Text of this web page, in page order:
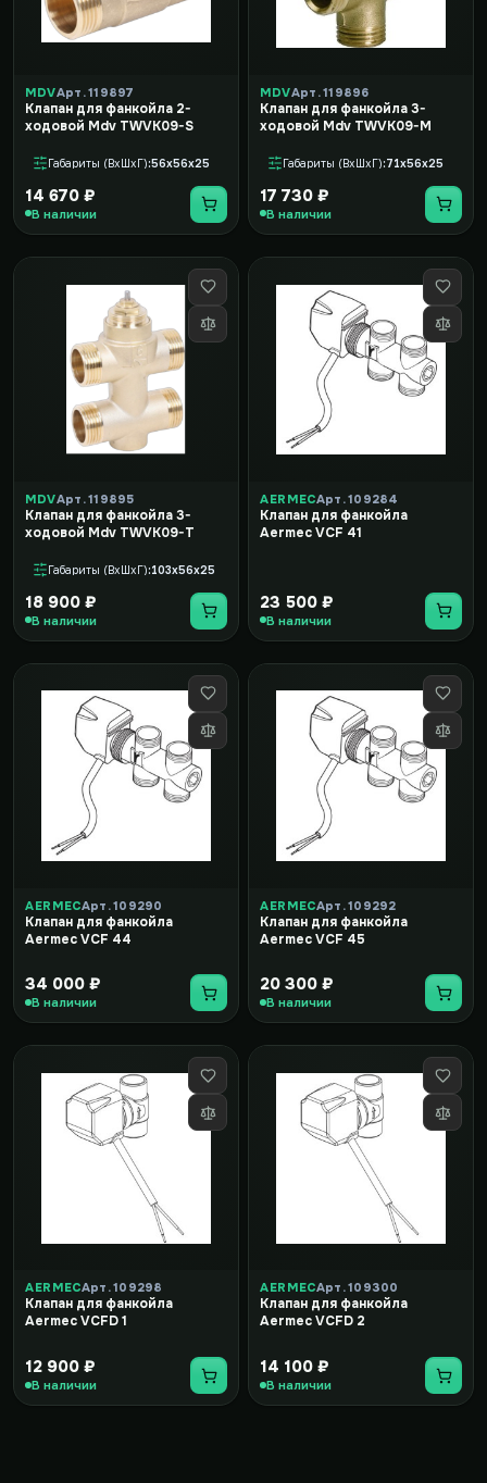
MDVАрт. 119897
Клапан для фанкойла 2-
ходовой Mdv TWVK09-S
Габариты (ВxШxГ) 56x56x25
14 670 ₽
В наличии
MDVАрт. 119896
Клапан для фанкойла 3-
ходовой Mdv TWVK09-M
Габариты (ВxШxГ) 71x56x25
17 730 ₽
В наличии
MDVАрт. 119895
Клапан для фанкойла 3-
ходовой Mdv TWVK09-T
Габариты (ВxШxГ) 103x56x25
18 900 ₽
В наличии
AERMECАрт. 109284
Клапан для фанкойла
Aermec VCF 41
23 500 ₽
В наличии
AERMECАрт. 109290
Клапан для фанкойла
Aermec VCF 44
34 000 ₽
В наличии
AERMECАрт. 109292
Клапан для фанкойла
Aermec VCF 45
20 300 ₽
В наличии
AERMECАрт. 109298
Клапан для фанкойла
Aermec VCFD 1
12 900 ₽
В наличии
AERMECАрт. 109300
Клапан для фанкойла
Aermec VCFD 2
14 100 ₽
В наличии